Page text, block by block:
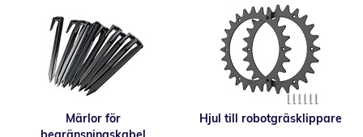
Märlor för
Hjul till robotgräsklippare